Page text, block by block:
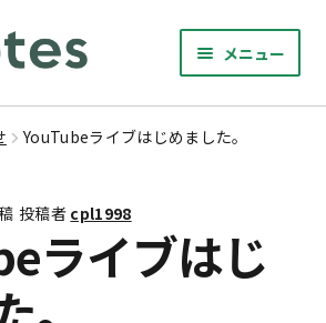
メニュー
サ
ー
を
ニ
ュ
ブ
メ
YouTubeライブはじめました。
投稿者 cpl1998
ライブはじ